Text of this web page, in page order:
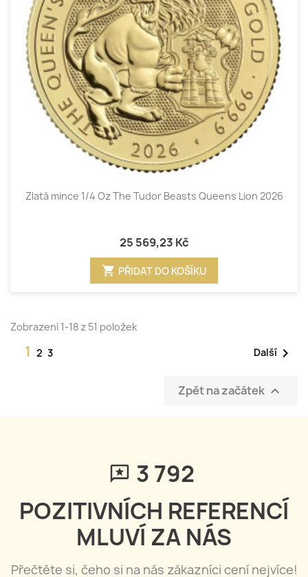
Zlatá mince 1/4 Oz The Tudor Beasts Queens Lion 2026
25 569,23 Kč
shopping_cart PŘIDAT DO KOŠÍKU
Zobrazení 1-18 z 51 položek
1 2 3 Další 
Zpět na začátek 
3 797
POZITIVNÍCH REFERENCÍ
MLUVÍ ZA NÁS
Přečtěte si, čeho si na nás zákazníci cení nejvíce!